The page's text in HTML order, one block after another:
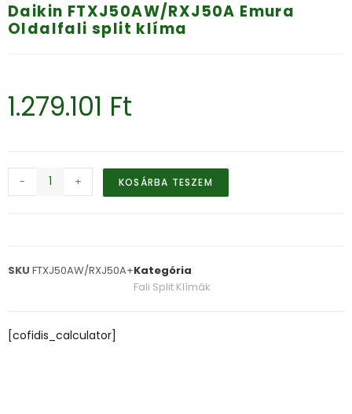
Daikin FTXJ50AW/RXJ50A Emura
Oldalfali split klíma
1.279.101 Ft
- + KOSÁRBA TESZEM
SKU FTXJ50AW/RXJ50A+Kategória
Fali Split Klímák
[cofidis_calculator]